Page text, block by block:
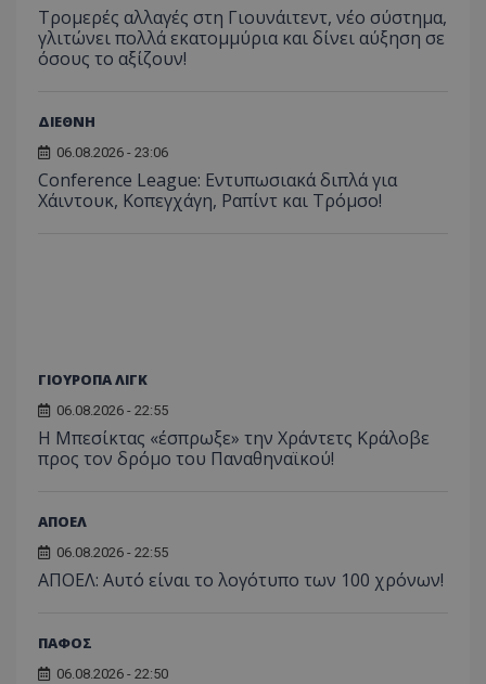
Τρομερές αλλαγές στη Γιουνάιτεντ, νέο σύστημα,
γλιτώνει πολλά εκατομμύρια και δίνει αύξηση σε
όσους το αξίζουν!
ΔΙΕΘΝΗ
06.08.2026 - 23:06
Conference League: Εντυπωσιακά διπλά για
Χάιντουκ, Κοπεγχάγη, Ραπίντ και Τρόμσο!
ΓΙΟΥΡΟΠΑ ΛΙΓΚ
06.08.2026 - 22:55
Η Μπεσίκτας «έσπρωξε» την Χράντετς Κράλοβε
προς τον δρόμο του Παναθηναϊκού!
ΑΠΟΕΛ
06.08.2026 - 22:55
ΑΠΟΕΛ: Αυτό είναι το λογότυπο των 100 χρόνων!
ΠΑΦΟΣ
06.08.2026 - 22:50